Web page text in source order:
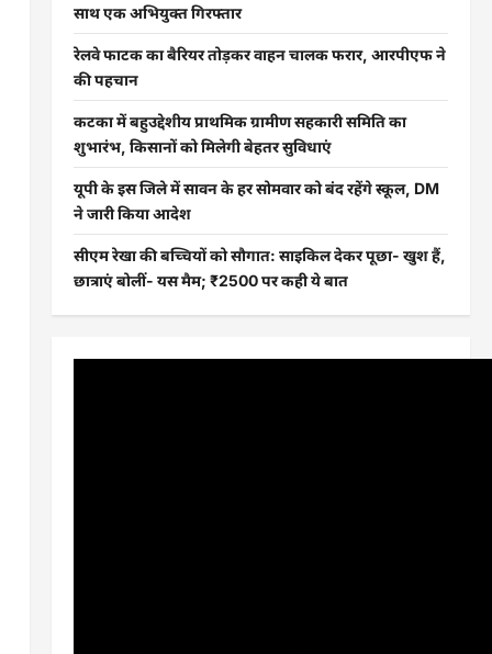
साथ एक अभियुक्त गिरफ्तार
रेलवे फाटक का बैरियर तोड़कर वाहन चालक फरार, आरपीएफ ने
की पहचान
कटका में बहुउद्देशीय प्राथमिक ग्रामीण सहकारी समिति का
शुभारंभ, किसानों को मिलेगी बेहतर सुविधाएं
यूपी के इस जिले में सावन के हर सोमवार को बंद रहेंगे स्कूल, DM
ने जारी किया आदेश
सीएम रेखा की बच्चियों को सौगात: साइकिल देकर पूछा- खुश हैं,
छात्राएं बोलीं- यस मैम; ₹2500 पर कही ये बात